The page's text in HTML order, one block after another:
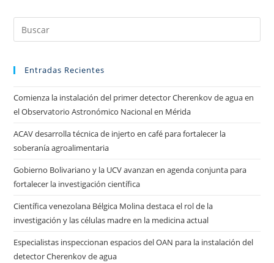
Entradas Recientes
Comienza la instalación del primer detector Cherenkov de agua en
el Observatorio Astronómico Nacional en Mérida
ACAV desarrolla técnica de injerto en café para fortalecer la
soberanía agroalimentaria
Gobierno Bolivariano y la UCV avanzan en agenda conjunta para
fortalecer la investigación científica
Científica venezolana Bélgica Molina destaca el rol de la
investigación y las células madre en la medicina actual
Especialistas inspeccionan espacios del OAN para la instalación del
detector Cherenkov de agua